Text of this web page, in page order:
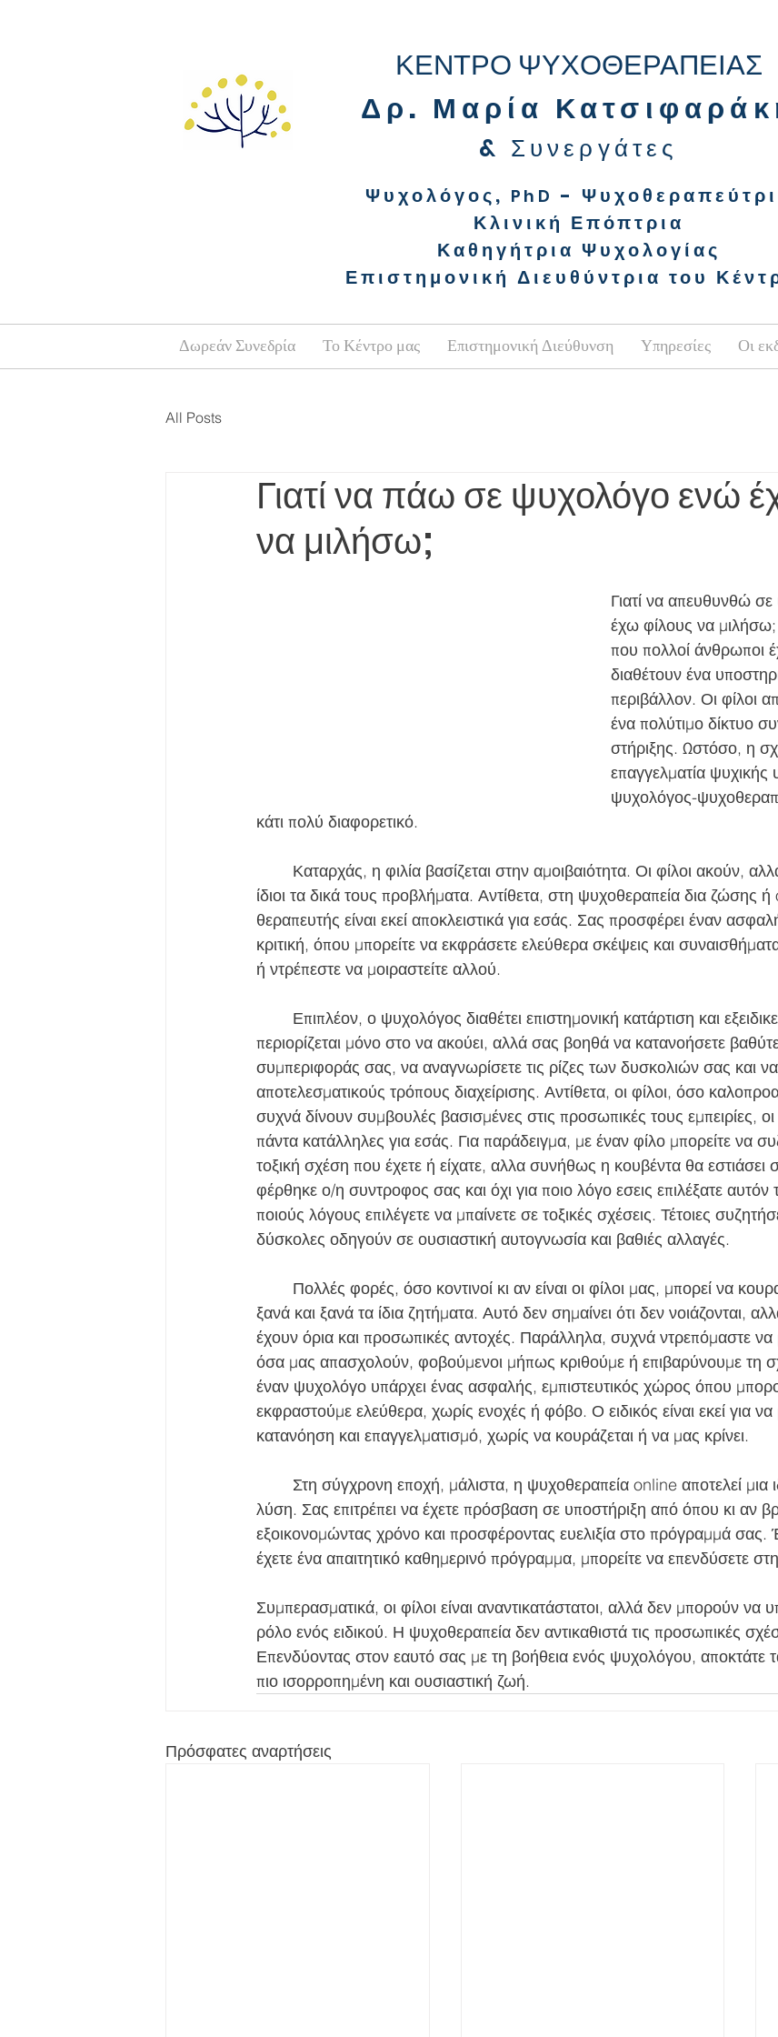
ΚΕΝΤΡΟ ΨΥΧΟΘΕΡΑΠΕΙΑΣ
Δρ. Μαρία
& Συνεργάτες
Ψυχολόγος, PhD -
Κλινική Επόπτρια
Καθηγήτρια Ψυχολογίας
Επιστημονική Διευθύντρια του
Δωρεάν Συνεδρία Το Κέντρο μας Επιστημονική Διεύθυνση Υπηρεσίες Οι
All Posts
Γιατί να πάω σε ψυχολόγο ενώ
να μιλήσω;
Γιατί να απευθυνθώ
έχω φίλους να μιλήσω;
που πολλοί άνθρωποι
διαθέτουν ένα
περιβάλλον. Οι φίλοι
ένα πολύτιμο δίκτυο
στήριξης. Ωστόσο, η
επαγγελματία ψυχικής
ψυχολόγος-
κάτι πολύ διαφορετικό.
ίδιοι τα δικά τους προβλήματα. Αντίθετα, στη ψυχοθεραπεία δια ζώσης
θεραπευτής είναι εκεί αποκλειστικά για εσάς. Σας προσφέρει έναν
κριτική, όπου μπορείτε να εκφράσετε ελεύθερα σκέψεις και
ή ντρέπεστε να μοιραστείτε αλλού.
περιορίζεται μόνο στο να ακούει, αλλά σας βοηθά να κατανοήσετε
συμπεριφοράς σας, να αναγνωρίσετε τις ρίζες των δυσκολιών σας και
αποτελεσματικούς τρόπους διαχείρισης. Αντίθετα, οι φίλοι, όσο
συχνά δίνουν συμβουλές βασισμένες στις προσωπικές τους εμπειρίες, οι
πάντα κατάλληλες για εσάς. Για παράδειγμα, με έναν φίλο μπορείτε να
τοξική σχέση που έχετε ή είχατε, αλλα συνήθως η κουβέντα θα
φέρθηκε ο/η συντροφος σας και όχι για ποιο λόγο εσεις επιλέξατε
ποιούς λόγους επιλέγετε να μπαίνετε σε τοξικές σχέσεις. Τέτοιες
δύσκολες οδηγούν σε ουσιαστική αυτογνωσία και βαθιές αλλαγές.
ξανά και ξανά τα ίδια ζητήματα. Αυτό δεν σημαίνει ότι δεν νοιάζονται, αλλά
έχουν όρια και προσωπικές αντοχές. Παράλληλα, συχνά ντρεπόμαστε
όσα μας απασχολούν, φοβούμενοι μήπως κριθούμε ή επιβαρύνουμε τη
έναν ψυχολόγο υπάρχει ένας ασφαλής, εμπιστευτικός χώρος όπου
εκφραστούμε ελεύθερα, χωρίς ενοχές ή φόβο. Ο ειδικός είναι εκεί για
κατανόηση και επαγγελματισμό, χωρίς να κουράζεται ή να μας κρίνει.
λύση. Σας επιτρέπει να έχετε πρόσβαση σε υποστήριξη από όπου κι αν
εξοικονομώντας χρόνο και προσφέροντας ευελιξία στο πρόγραμμά σας.
έχετε ένα απαιτητικό καθημερινό πρόγραμμα, μπορείτε να επενδύσετε
Συμπερασματικά, οι φίλοι είναι αναντικατάστατοι, αλλά δεν μπορούν να
ρόλο ενός ειδικού. Η ψυχοθεραπεία δεν αντικαθιστά τις προσωπικές
Επενδύοντας στον εαυτό σας με τη βοήθεια ενός ψυχολόγου, αποκτάτε
πιο ισορροπημένη και ουσιαστική ζωή.
Πρόσφατες αναρτήσεις